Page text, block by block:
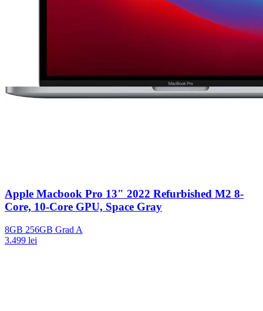
Apple Macbook Pro 13" 2022 Refurbished M2 8-
Core, 10-Core GPU, Space Gray
8GB 256GB Grad A
3.499 lei